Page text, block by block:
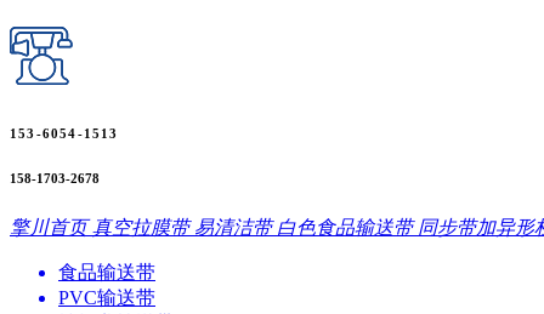
153-6054-1513
158-1703-2678
擎川首页 真空拉膜带 易清洁带 白色食品输送带 同步带加异形
食品输送带
PVC输送带